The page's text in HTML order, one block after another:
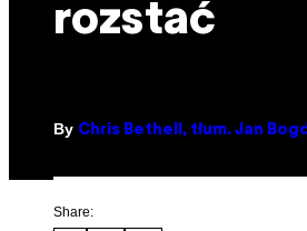
rozstać
By Chris Bethell, tłum. Jan
Share: